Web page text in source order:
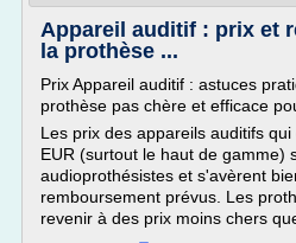
Appareil auditif : prix et
la prothèse ...
Prix Appareil auditif : astuces
prothèse pas chère et efficace
Les prix des appareils auditifs
EUR (surtout le haut de gamme)
audioprothésistes et s'avèrent
remboursement prévus. Les
revenir à des prix moins chers que